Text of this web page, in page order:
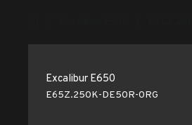
Excalibur E650
E65Z.250K-DE50R-0RG